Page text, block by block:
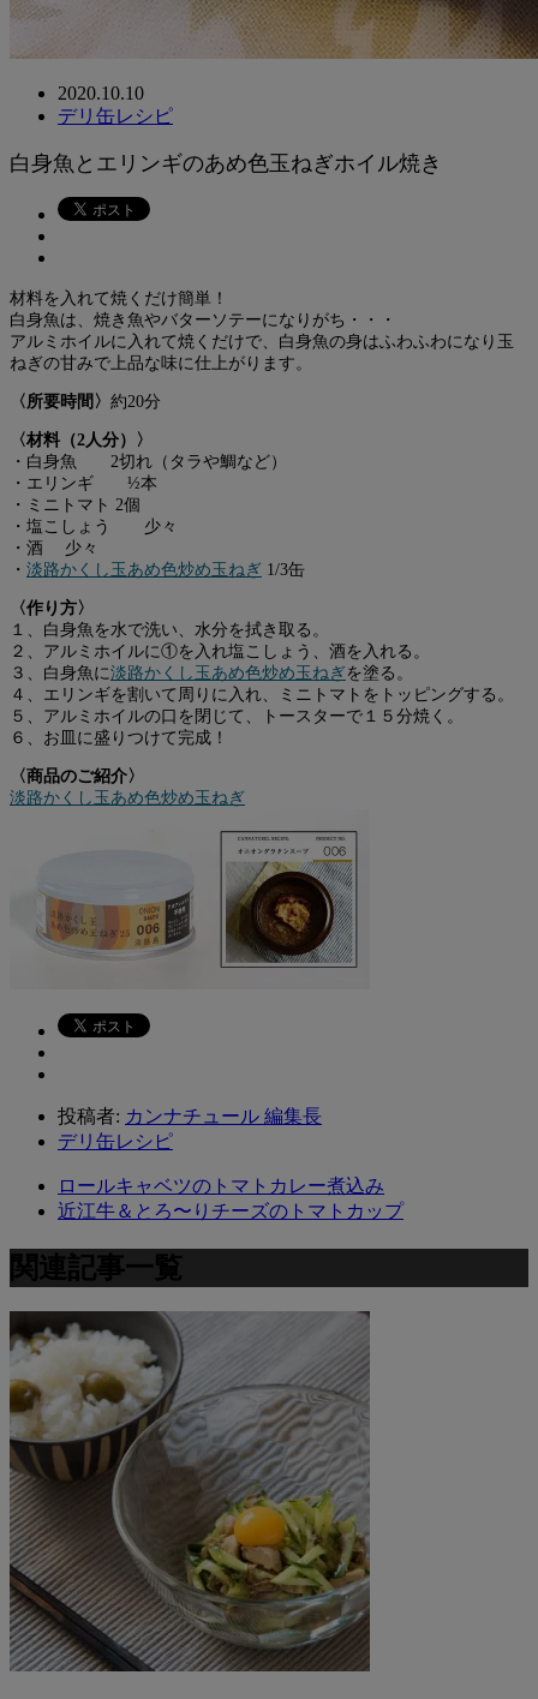
2020.10.10
デリ缶レシピ
白身魚とエリンギのあめ色玉ねぎホイル焼き
材料を入れて焼くだけ簡単！
白身魚は、焼き魚やバターソテーになりがち・・・
アルミホイルに入れて焼くだけで、白身魚の身はふわふわになり玉
ねぎの甘みで上品な味に仕上がります。
〈所要時間〉 約20分
〈材料（2人分）〉
・白身魚 2切れ（タラや鯛など）
・エリンギ ½本
・ミニトマト 2個
・塩こしょう 少々
・酒 少々
・ 淡路かくし玉あめ色炒め玉ねぎ 1/3缶
〈作り方〉
１、白身魚を水で洗い、水分を拭き取る。
２、アルミホイルに①を入れ塩こしょう、酒を入れる。
３、白身魚に淡路かくし玉あめ色炒め玉ねぎを塗る。
４、エリンギを割いて周りに入れ、ミニトマトをトッピングする。
５、アルミホイルの口を閉じて、トースターで１５分焼く。
６、お皿に盛りつけて完成！
〈商品のご紹介〉
淡路かくし玉あめ色炒め玉ねぎ
投稿者: カンナチュール 編集長
デリ缶レシピ
ロールキャベツのトマトカレー煮込み
近江牛＆とろ〜りチーズのトマトカップ
関連記事一覧